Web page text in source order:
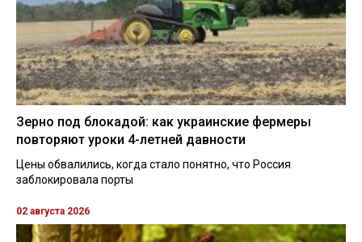
Зерно под блокадой: как украинские фермеры
повторяют уроки 4-летней давности
Цены обвалились, когда стало понятно, что Россия
заблокировала порты
02 августа 2026